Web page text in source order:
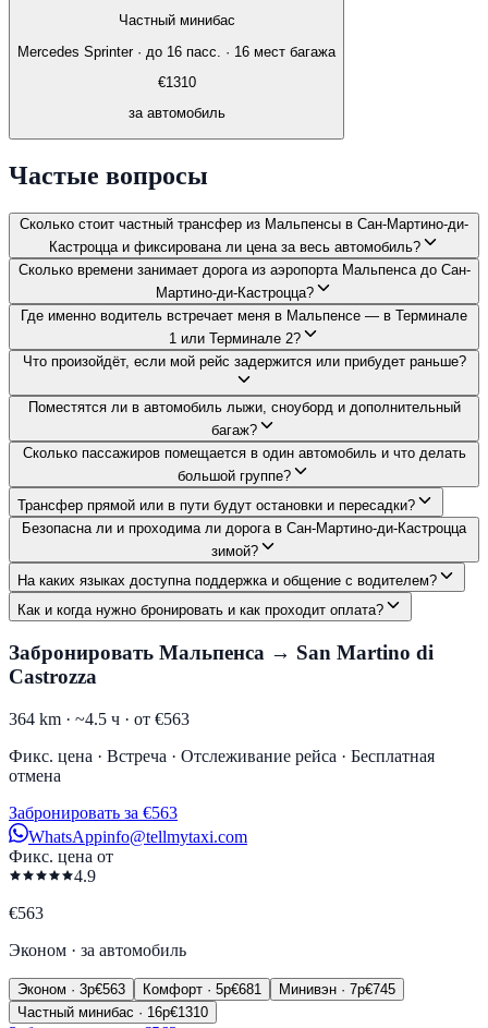
Частный минибас
Mercedes Sprinter· до 16 пасс. · 16 мест багажа
€1310
за автомобиль
Частые вопросы
Сколько стоит частный трансфер из Мальпенсы в Сан-Мартино-ди-
Кастроцца и фиксирована ли цена за весь автомобиль?
Сколько времени занимает дорога из аэропорта Мальпенса до Сан-
Мартино-ди-Кастроцца?
Где именно водитель встречает меня в Мальпенсе — в Терминале
1 или Терминале 2?
Что произойдёт, если мой рейс задержится или прибудет раньше?
Поместятся ли в автомобиль лыжи, сноуборд и дополнительный
багаж?
Сколько пассажиров помещается в один автомобиль и что делать
большой группе?
Трансфер прямой или в пути будут остановки и пересадки?
Безопасна ли и проходима ли дорога в Сан-Мартино-ди-Кастроцца
зимой?
На каких языках доступна поддержка и общение с водителем?
Как и когда нужно бронировать и как проходит оплата?
Забронировать Мальпенса → San Martino di
Castrozza
364 km · ~4.5 ч · от €563
Фикс. цена · Встреча · Отслеживание рейса · Бесплатная
отмена
Забронировать за €563
WhatsAppinfo@tellmytaxi.com
Фикс. цена от
4.9
€563
Эконом · за автомобиль
Эконом · 3p€563 Комфорт · 5p€681 Минивэн · 7p€745
Частный минибас · 16p€1310